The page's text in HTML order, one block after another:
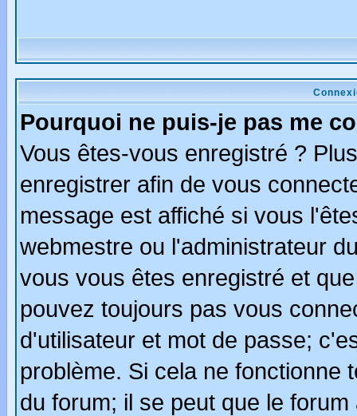
Pourquoi ne puis-je pas me
Vous êtes-vous enregistré ?
enregistrer afin de vous
message est affiché si vous
webmestre ou l'administrateur
vous vous êtes enregistré et
pouvez toujours pas vous
d'utilisateur et mot de passe;
problème. Si cela ne fonctionne
du forum; il se peut que le